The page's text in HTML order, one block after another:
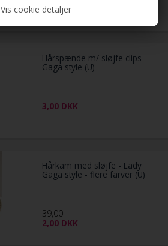
Vis cookie detaljer
Hårspænde m/ sløjfe clips -
Gaga style (U)
3,00 DKK
Hårkam med sløjfe - Lady
Gaga style - flere farver (U)
39,00
2,00 DKK